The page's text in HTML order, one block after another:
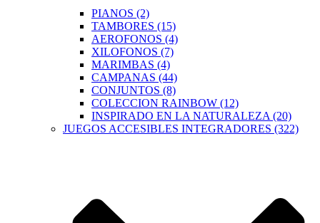
PIANOS (2)
TAMBORES (15)
AEROFONOS (4)
XILOFONOS (7)
MARIMBAS (4)
CAMPANAS (44)
CONJUNTOS (8)
COLECCION RAINBOW (12)
INSPIRADO EN LA NATURALEZA (20)
JUEGOS ACCESIBLES INTEGRADORES (322)